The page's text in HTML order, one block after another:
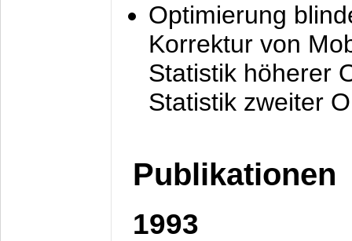
Optimierung
Korrektur von
Statistik höherer
Statistik zweiter
Publikationen
1993